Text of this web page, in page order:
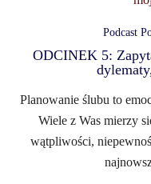
Podcast
ODCINEK 5:
Planowanie ślubu to
Wiele z Was mierzy
wątpliwości,